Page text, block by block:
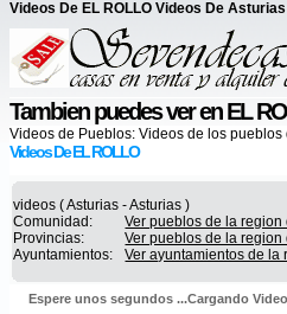
Videos De EL ROLLO Videos De Asturias
Tambien puedes ver en EL
Videos de Pueblos: Videos de los pueblos
Videos De EL ROLLO
videos ( Asturias - Asturias )
Comunidad:
Ver pueblos de la region
Provincias:
Ver pueblos de la region
Ayuntamientos:
Ver ayuntamientos de la
Espere unos segundos ...Cargando